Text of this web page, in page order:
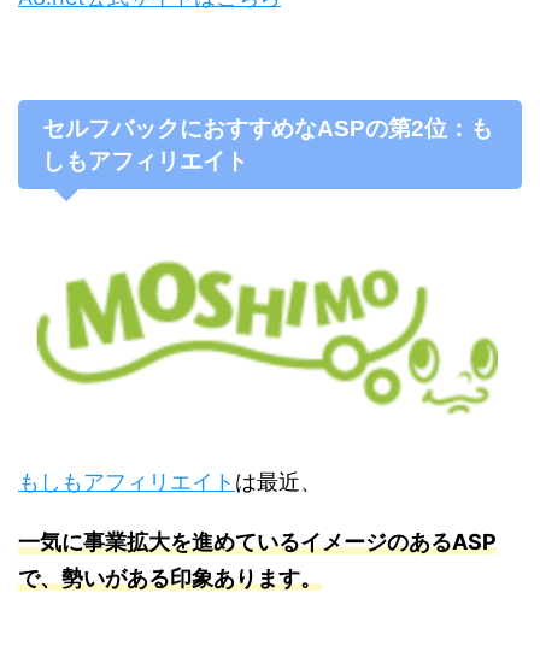
セルフバックにおすすめなASPの第2位：も
しもアフィリエイト
もしもアフィリエイト は最近、
一気に事業拡大を進めているイメージのあるASP
で、勢いがある印象あります。